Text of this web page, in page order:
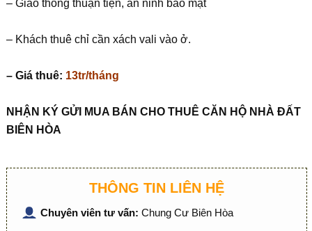
– Giao thông thuận tiện, an ninh bảo mật
– Khách thuê chỉ cần xách vali vào ở.
– Giá thuê: 13tr/tháng
NHẬN KÝ GỬI MUA BÁN CHO THUÊ CĂN HỘ NHÀ ĐẤT
BIÊN HÒA
THÔNG TIN LIÊN HỆ
Chuyên viên tư vấn: Chung Cư Biên Hòa